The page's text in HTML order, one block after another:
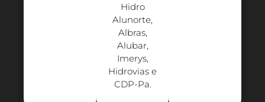
Hidro
Alunorte,
Albras,
Alubar,
Imerys,
Hidrovias e
CDP-Pa.​